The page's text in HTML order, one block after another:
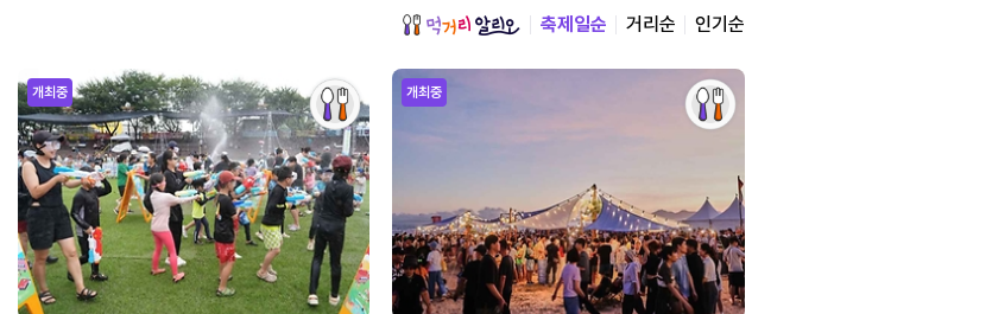
축제일순 거리순 인기순
개최중 개최중